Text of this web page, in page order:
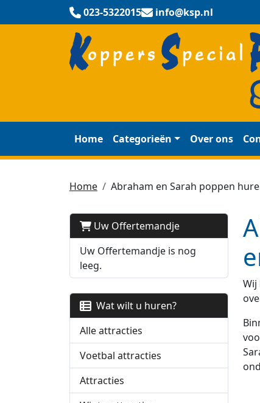
023-5322015 info@ksp.nl
Home Categorieën Over ons
Home Abraham en Sarah poppen
Uw Offertemandje
Uw Offertemandje is nog
leeg.
Wat wilt u huren?
Alle attracties
Voetbal attracties
Attracties
Wij